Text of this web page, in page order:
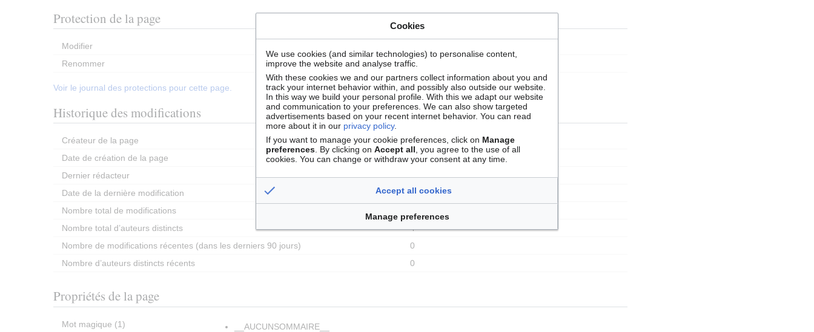
Protection de la page
Modifier
Renommer
Autoriser tous les utilisateurs (infini)
Voir le journal des protections pour cette page.
Historique des modifications
Créateur de la page AnneAdmin (discussion|contributions
Date de création de la page
7 juin 2021 à 11:03
Dernier rédacteur
Raphaël (discussion|contributions)
Date de la dernière modification
22 avril 2026 à 15:09
Nombre total de modifications
Nombre total d’auteurs distincts
4
Nombre de modifications récentes (dans les derniers 90 jours)
0
Nombre d’auteurs distincts récents
0
Propriétés de la page
Mot magique (1)
__AUCUNSOMMAIRE__
Cookies
We use cookies (and similar technologies) to personalise content,
improve the website and analyse traffic.
With these cookies we and our partners collect information about you and
track your internet behavior within, and possibly also outside our website.
In this way we build your personal profile. With this we adapt our website
and communication to your preferences. We can also show targeted
advertisements based on your recent internet behavior. You can read
more about it in our privacy policy.
If you want to manage your cookie preferences, click on Manage
preferences. By clicking on Accept all, you agree to the use of all
cookies. You can change or withdraw your consent at any time.
Accept all cookies
Manage preferences